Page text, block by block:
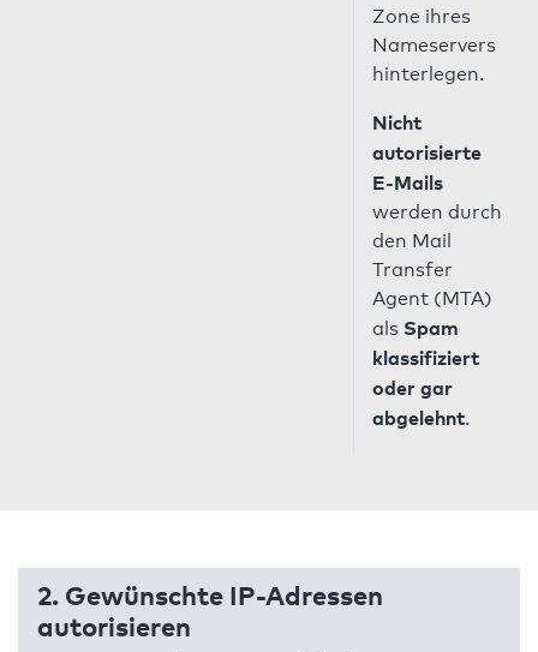
Zone ihres
Nameservers
hinterlegen.
Nicht
autorisierte
E-Mails
werden durch
den Mail
Transfer
Agent (MTA)
als Spam
klassifiziert
oder gar
abgelehnt.
2. Gewünschte IP-Adressen
autorisieren